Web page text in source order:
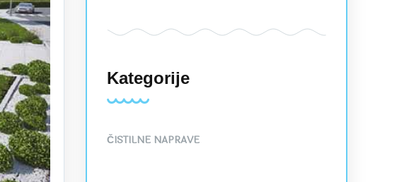
Kategorije
ČISTILNE NAPRAVE